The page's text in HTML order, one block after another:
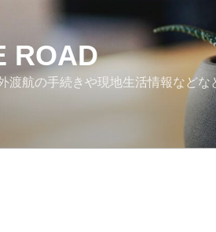
ROAD
渡航の手続きや現地生活情報など